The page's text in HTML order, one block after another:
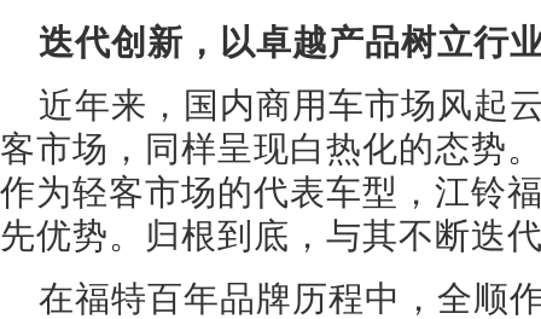
迭代创新，以卓越产品树立行
近年来，国内商用车市场风起
客市场，同样呈现白热化的态势
作为轻客市场的代表车型，江铃
先优势。归根到底，与其不断迭
在福特百年品牌历程中，全顺